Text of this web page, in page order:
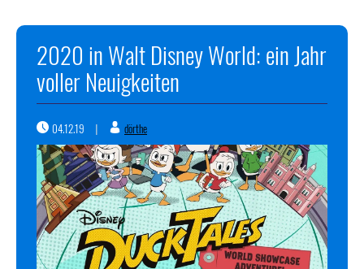
2020 in Walt Disney World: ein Jahr
voller Neuigkeiten
04.12.19 | dörthe